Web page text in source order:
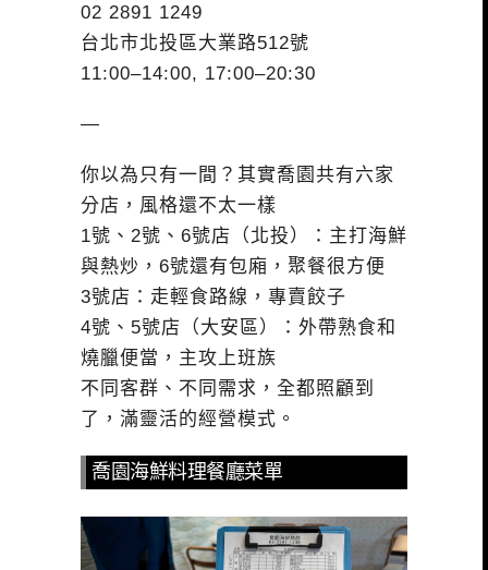
02 2891 1249
台北市北投區大業路512號
11:00–14:00, 17:00–20:30
—
你以為只有一間？其實喬園共有六家
分店，風格還不太一樣
1號、2號、6號店（北投）：主打海鮮
與熱炒，6號還有包廂，聚餐很方便
3號店：走輕食路線，專賣餃子
4號、5號店（大安區）：外帶熟食和
燒臘便當，主攻上班族
不同客群、不同需求，全都照顧到
了，滿靈活的經營模式。
喬園海鮮料理餐廳菜單